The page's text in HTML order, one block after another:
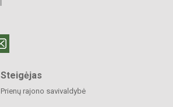
Steigėjas
Prienų rajono savivaldybė